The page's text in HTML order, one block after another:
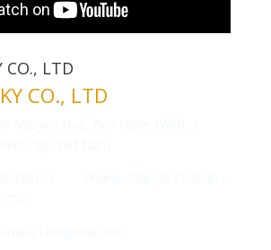
CO., LTD
CO., LTD
Hue, Ben Nghe Ward, 1